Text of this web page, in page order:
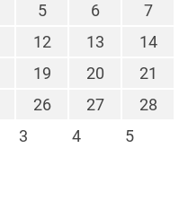
5 6
7
12 13
14
19 20
21
26 27
28
3 4 5